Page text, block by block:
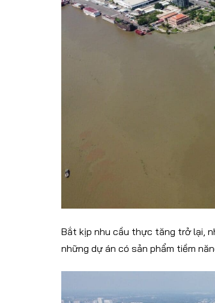
Bắt kịp nhu cầu thực tăng trở lại,
những dự án có sản phẩm tiềm